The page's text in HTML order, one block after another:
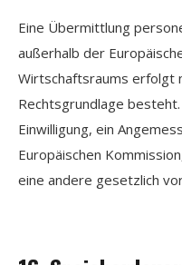
Eine Übermittlung
außerhalb der
Wirtschaftsraums erfolgt
Rechtsgrundlage
Einwilligung, ein
Europäischen
eine andere gesetzlich